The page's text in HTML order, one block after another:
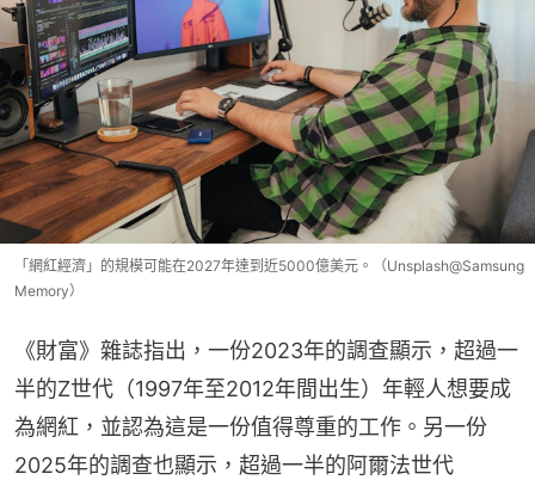
「網紅經濟」的規模可能在2027年達到近5000億美元。（Unsplash@Samsung
Memory）
《財富》雜誌指出，一份2023年的調查顯示，超過一
半的Z世代（1997年至2012年間出生）年輕人想要成
為網紅，並認為這是一份值得尊重的工作。另一份
2025年的調查也顯示，超過一半的阿爾法世代